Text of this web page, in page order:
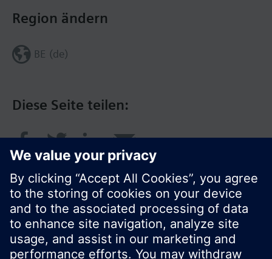
Diese Seite teilen:
Region ändern
BE (de)
© Siemens Schweiz AG 2017